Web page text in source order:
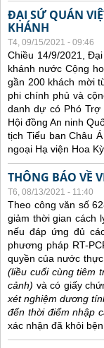
ĐẠI SỨ QUÁN
KHÁNH
T4, 09/15/2021 - 09:46
Chiều 14/9/2021,
khánh nước Cộng
gần 200 khách mời
phi chính phủ và
danh dự có Phó
Hội đồng An ninh
tịch Tiểu ban Châu
ngoại Hạ viện Hoa Kỳ.
THÔNG BÁO VỀ
T6, 08/13/2021 - 11:40
Theo công văn số
giảm thời gian cách
nếu đáp ứng đủ
phương pháp RT-
quyền của nước
(liều cuối cùng tiêm
cảnh) và có giấy
xét nghiệm dương
đến thời điểm nhập
xác nhận đã khỏi